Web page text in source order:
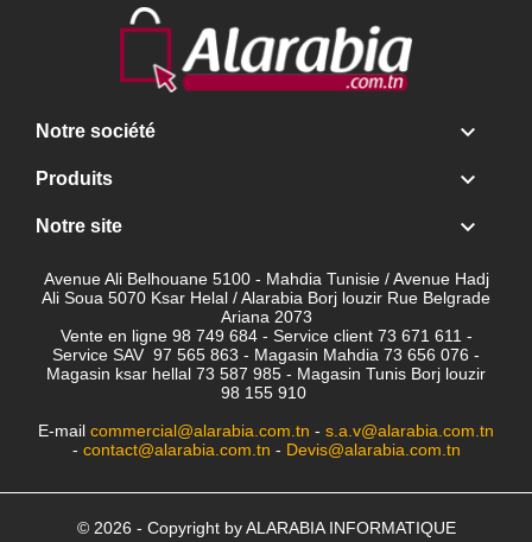
Notre société 
Produits 
Notre site 
Avenue Ali Belhouane 5100 - Mahdia Tunisie / Avenue Hadj
Ali Soua 5070 Ksar Helal / Alarabia Borj louzir Rue Belgrade
Ariana 2073
Vente en ligne 98 749 684 - Service client 73 671 611 -
Service SAV 97 565 863 - Magasin Mahdia 73 656 076 -
Magasin ksar hellal 73 587 985 - Magasin Tunis Borj louzir
98 155 910
E-mail commercial@alarabia.com.tn - s.a.v@alarabia.com.tn
- contact@alarabia.com.tn - Devis@alarabia.com.tn
© 2026 - Copyright by ALARABIA INFORMATIQUE